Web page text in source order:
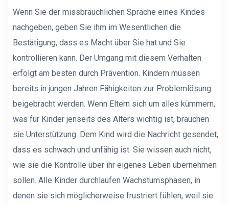
Wenn Sie der missbräuchlichen Sprache eines Kindes
nachgeben, geben Sie ihm im Wesentlichen die
Bestätigung, dass es Macht über Sie hat und Sie
kontrollieren kann. Der Umgang mit diesem Verhalten
erfolgt am besten durch Prävention. Kindern müssen
bereits in jungen Jahren Fähigkeiten zur Problemlösung
beigebracht werden. Wenn Eltern sich um alles kümmern,
was für Kinder jenseits des Alters wichtig ist, brauchen
sie Unterstützung. Dem Kind wird die Nachricht gesendet,
dass es schwach und unfähig ist. Sie wissen auch nicht,
wie sie die Kontrolle über ihr eigenes Leben übernehmen
sollen. Alle Kinder durchlaufen Wachstumsphasen, in
denen sie sich möglicherweise frustriert fühlen, weil sie